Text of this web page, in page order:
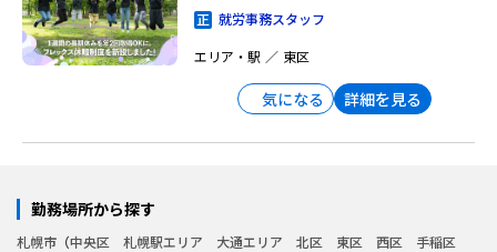
就労事務スタッフ
エリア・駅
東区
気になる 詳細を見る
勤務場所から探す
札幌市 中央区 札幌駅エリア 大通エリア 北区 東区 西区
手稲区